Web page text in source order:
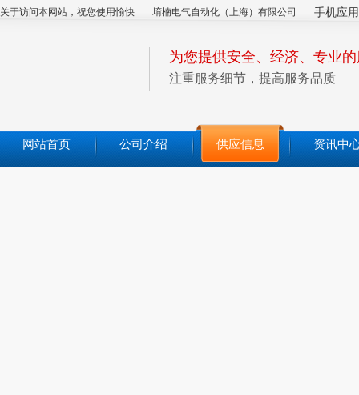
关于访问本网站，祝您使用愉快 堉楠电气自动化（上海）有限公司 手机应用
为您提供安全、经济、专业
注重服务细节，提高服务品质
网站首页 公司介绍 供应信息 资讯中